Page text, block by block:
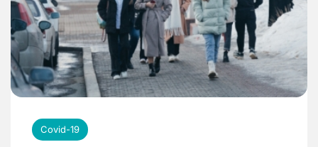
Covid-19